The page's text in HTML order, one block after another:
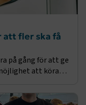
att fler ska få
på gång för att ge
att köra